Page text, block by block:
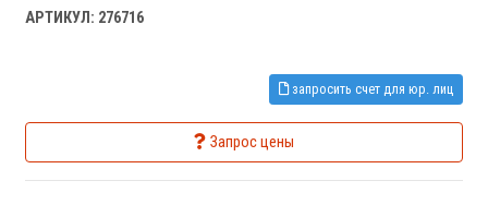
АРТИКУЛ: 276716
запросить счет для юр. лиц
Запрос цены